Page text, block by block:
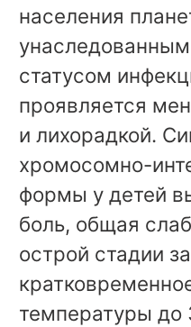
населения
статусом
проявляется
и лихорадкой.
хромосомно-
формы у детей
боль, общая
острой стадии
температуры до